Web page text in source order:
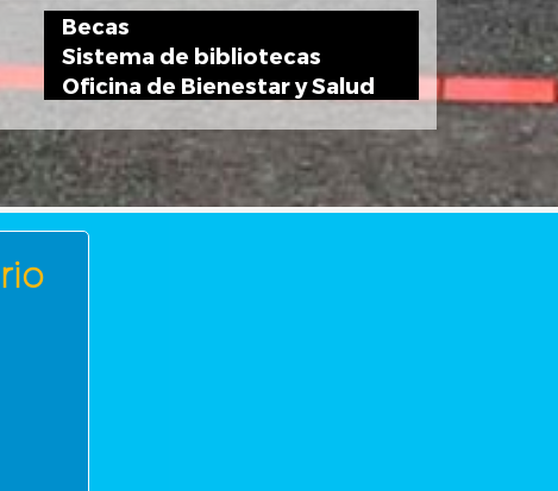
Becas
Sistema de bibliotecas
Oficina de Bienestar y Salud